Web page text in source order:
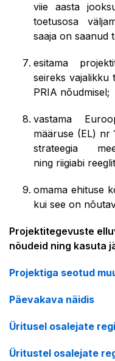
viie aasta
toetusosa
saaja on saanud
esitama
seireks vajalikku
PRIA nõudmisel;
vastama
määruse (EL) nr
strateegia
ning riigiabi
omama ehituse
kui see on
Projektitegevuste
nõudeid ning kasuta
Projektiga seotud
Päevakava näidis
Üritusel osalejate
Üritustel osalejate